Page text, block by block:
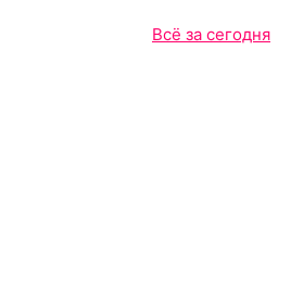
Всё за сегодня